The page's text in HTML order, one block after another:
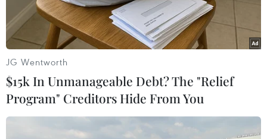
JG Wentworth
$15k In Unmanageable Debt? The "Relief
Program" Creditors Hide From You